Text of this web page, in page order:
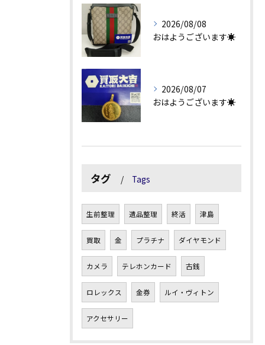
2026/08/08
おはようございます☀
2026/08/07
おはようございます☀
タグ Tags
生前整理 遺品整理 終活 津島
買取 金 プラチナ ダイヤモンド
カメラ テレホンカード 古銭
ロレックス 金券 ルイ・ヴィトン
アクセサリー